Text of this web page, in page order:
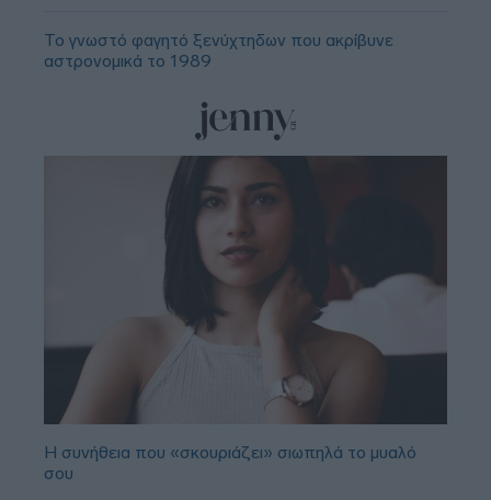
Το γνωστό φαγητό ξενύχτηδων που ακρίβυνε
αστρονομικά το 1989
Η συνήθεια που «σκουριάζει» σιωπηλά το μυαλό
σου